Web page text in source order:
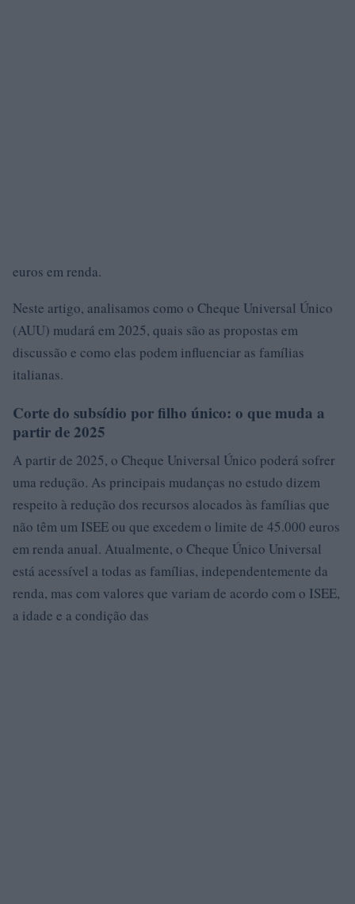
euros em renda.
Neste artigo, analisamos como o Cheque Universal Único
(AUU) mudará em 2025, quais são as propostas em
discussão e como elas podem influenciar as famílias
italianas.
Corte do subsídio por filho único: o que muda a
partir de 2025
A partir de 2025, o Cheque Universal Único poderá sofrer
uma redução. As principais mudanças no estudo dizem
respeito à redução dos recursos alocados às famílias que
não têm um ISEE ou que excedem o limite de 45.000 euros
em renda anual. Atualmente, o Cheque Único Universal
está acessível a todas as famílias, independentemente da
renda, mas com valores que variam de acordo com o ISEE,
a idade e a condição das